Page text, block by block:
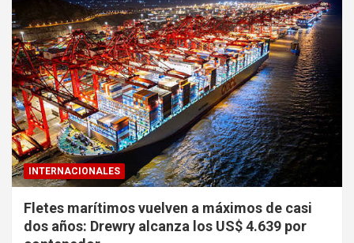
INTERNACIONALES
Fletes marítimos vuelven a máximos de casi
dos años: Drewry alcanza los US$ 4.639 por